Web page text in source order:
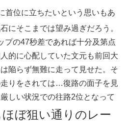
首位に立ちたいという思いもあ
にそこまでは望み過ぎだろう。
プの47秒差であれば十分及第点
的に心配していた文元も前回大
陥らず無難に走って見せた。そ
りをされては…復路の面子を見
しい状況での往路2位となって
ぼ狙い通りのレー